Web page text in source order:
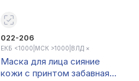
022-206
ЕКБ <1000 МСК >1000 ВЛД ×
Маска для лица сияние
кожи с принтом забавная